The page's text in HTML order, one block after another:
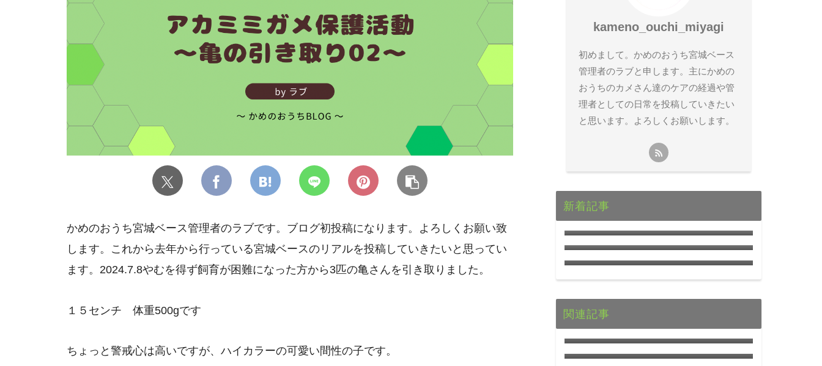
かめのおうち宮城ベース管理者のラブです。ブログ初投稿になります。よろしくお願い致
します。これから去年から行っている宮城ベースのリアルを投稿していきたいと思ってい
ます。2024.7.8やむを得ず飼育が困難になった方から3匹の亀さんを引き取りました。
１５センチ 体重500gです
ちょっと警戒心は高いですが、ハイカラーの可愛い間性の子です。
kameno_ouchi_miyagi
初めまして。かめのおうち宮城ベース
管理者のラブと申します。主にかめの
おうちのカメさん達のケアの経過や管
理者としての日常を投稿していきたい
と思います。よろしくお願いします。
新着記事
クサガメとハナガメの違いとは？
亀の陸地の作り方
カメさんに記憶力はあるのか！？
意外とすごいカメの知能を探る！
関連記事
アカミミガメのよくある5つの病気
と予防・対策ガイド
かめのおうち｜亀モチーフ雑貨が
買えるオンラインショップが3月30
日オープン！
アカミミガメがごはんを食べない
理由と対処法｜里親ができる対応